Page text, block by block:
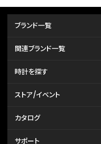
ブランド一覧
関連ブランド一覧
時計を探す
ストア/イベント
カタログ
サポート